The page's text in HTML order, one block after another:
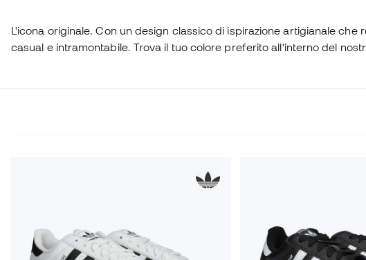
L'icona originale. Con un design classico di ispirazione artigianale che
casual e intramontabile. Trova il tuo colore preferito all'interno del